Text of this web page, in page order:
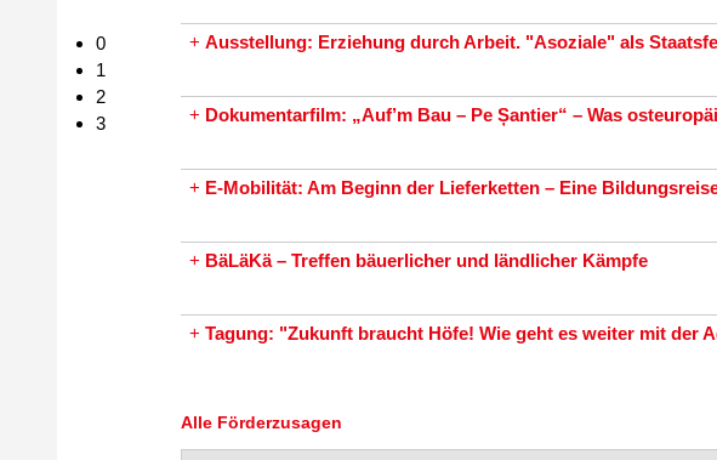
0
1
2
3
+ Ausstellung: Erziehung durch Arbeit. "Asoziale" als
+ Dokumentarfilm: „Auf’m Bau – Pe Șantier“ – Was
+ E-Mobilität: Am Beginn der Lieferketten – Eine
+ BäLäKä – Treffen bäuerlicher und ländlicher Kämpfe
+ Tagung: "Zukunft braucht Höfe! Wie geht es weiter mit der
Alle Förderzusagen